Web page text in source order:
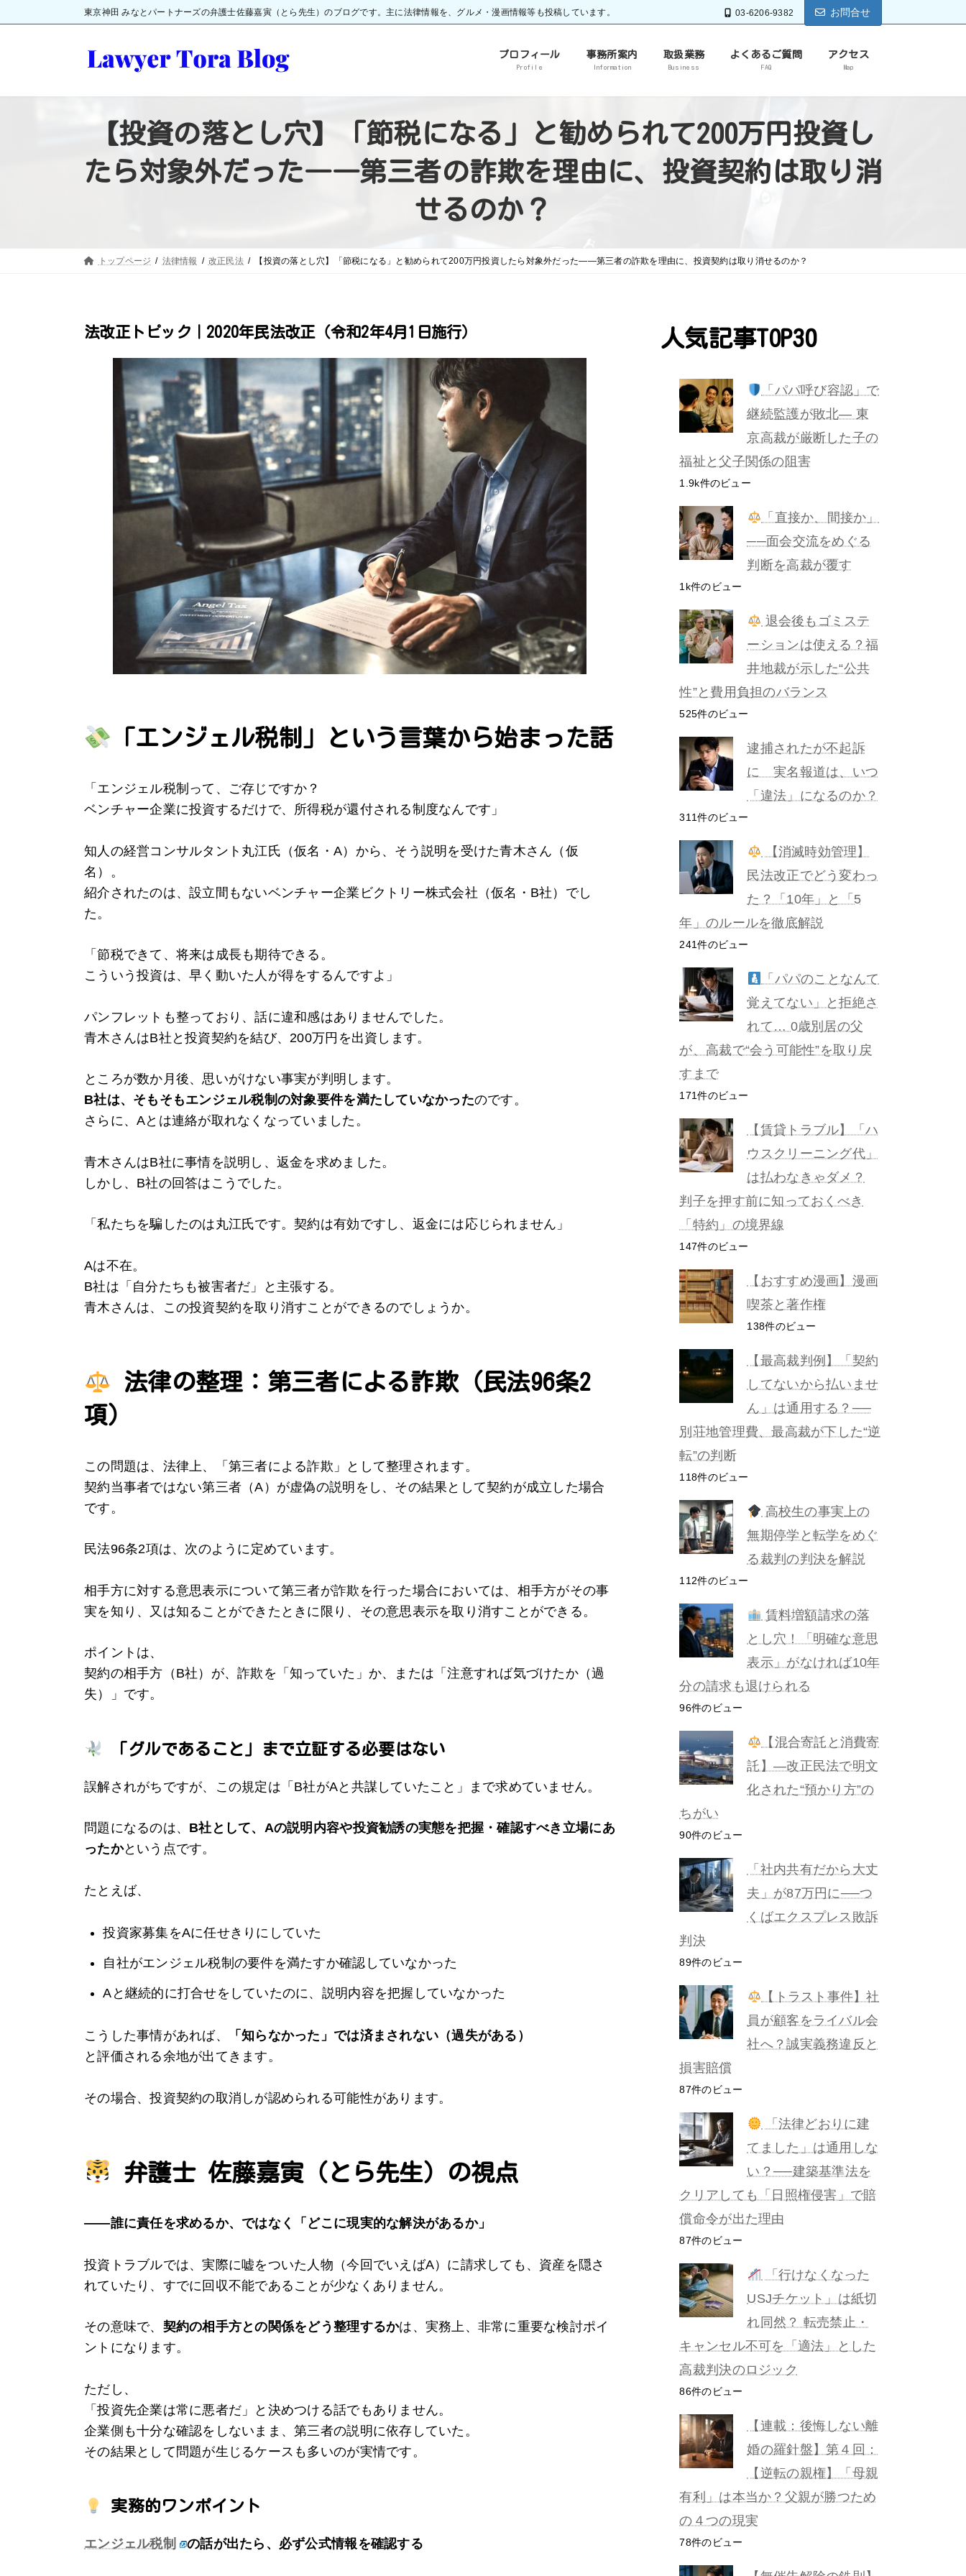
東京神田 みなとパートナーズの弁護士佐藤嘉寅（とら先生）のブログです。主に法律情報を、グルメ・漫画情報等も投稿しています。 03-6206-9382 お問合せ
プロフィール
Profile
事務所案内
Information
取扱業務
Business
よくあるご質問
FAQ
アクセス
Map
【投資の落とし穴】「節税になる」と勧められて200万円投資し
たら対象外だった――第三者の詐欺を理由に、投資契約は取り消
せるのか？
トップページ 法律情報 改正民法 【投資の落とし穴】「節税になる」と勧められて200万円投資したら対象外だった――第三者の詐欺を理由に、投資契約は取り消せるのか？
法改正トピック｜2020年民法改正（令和2年4月1日施行）
「エンジェル税制」という言葉から始まった話
「エンジェル税制って、ご存じですか？
ベンチャー企業に投資するだけで、所得税が還付される制度なんです」
知人の経営コンサルタント丸江氏（仮名・A）から、そう説明を受けた青木さん（仮
名）。
紹介されたのは、設立間もないベンチャー企業ビクトリー株式会社（仮名・B社）でし
た。
「節税できて、将来は成長も期待できる。
こういう投資は、早く動いた人が得をするんですよ」
パンフレットも整っており、話に違和感はありませんでした。
青木さんはB社と投資契約を結び、200万円を出資します。
ところが数か月後、思いがけない事実が判明します。
B社は、そもそもエンジェル税制の対象要件を満たしていなかったのです。
さらに、Aとは連絡が取れなくなっていました。
青木さんはB社に事情を説明し、返金を求めました。
しかし、B社の回答はこうでした。
「私たちを騙したのは丸江氏です。契約は有効ですし、返金には応じられません」
Aは不在。
B社は「自分たちも被害者だ」と主張する。
青木さんは、この投資契約を取り消すことができるのでしょうか。
法律の整理：第三者による詐欺（民法96条2
項）
この問題は、法律上、「第三者による詐欺」として整理されます。
契約当事者ではない第三者（A）が虚偽の説明をし、その結果として契約が成立した場合
です。
民法96条2項は、次のように定めています。
相手方に対する意思表示について第三者が詐欺を行った場合においては、相手方がその事
実を知り、又は知ることができたときに限り、その意思表示を取り消すことができる。
ポイントは、
契約の相手方（B社）が、詐欺を「知っていた」か、または「注意すれば気づけたか（過
失）」です。
「グルであること」まで立証する必要はない
誤解されがちですが、この規定は「B社がAと共謀していたこと」まで求めていません。
問題になるのは、 B社として、Aの説明内容や投資勧誘の実態を把握・確認すべき立場にあ
ったかという点です。
たとえば、
投資家募集をAに任せきりにしていた
自社がエンジェル税制の要件を満たすか確認していなかった
Aと継続的に打合せをしていたのに、説明内容を把握していなかった
こうした事情があれば、
「知らなかった」では済まされない（過失がある）
と評価される余地が出てきます。
その場合、投資契約の取消しが認められる可能性があります。
弁護士 佐藤嘉寅（とら先生）の視点
――誰に責任を求めるか、ではなく「どこに現実的な解決があるか」
投資トラブルでは、実際に嘘をついた人物（今回でいえばA）に請求しても、資産を隠さ
れていたり、すでに回収不能であることが少なくありません。
その意味で、 契約の相手方との関係をどう整理するかは、実務上、非常に重要な検討ポイ
ントになります。
ただし、
「投資先企業は常に悪者だ」と決めつける話でもありません。
企業側も十分な確認をしないまま、第三者の説明に依存していた。
その結果として問題が生じるケースも多いのが実情です。
実務的ワンポイント
エンジェル税制 の話が出たら、必ず公式情報を確認する
人気記事TOP30
「パパ呼び容認」で
継続監護が敗北— 東
京高裁が厳断した子の
福祉と父子関係の阻害
1.9k件のビュー
「直接か、間接か」
──面会交流をめぐる
判断を高裁が覆す
1k件のビュー
退会後もゴミステ
ーションは使える？福
井地裁が示した“公共
性”と費用負担のバランス
525件のビュー
逮捕されたが不起訴
に 実名報道は、いつ
「違法」になるのか？
311件のビュー
【消滅時効管理】
民法改正でどう変わっ
た？「10年」と「5
年」のルールを徹底解説
241件のビュー
「パパのことなんて
覚えてない」と拒絶さ
れて… 0歳別居の父
が、高裁で“会う可能性”を取り戻
すまで
171件のビュー
【賃貸トラブル】「ハ
ウスクリーニング代」
は払わなきゃダメ？
判子を押す前に知っておくべき
「特約」の境界線
147件のビュー
【おすすめ漫画】漫画
喫茶と著作権
138件のビュー
【最高裁判例】「契約
してないから払いませ
ん」は通用する？──
別荘地管理費、最高裁が下した“逆
転”の判断
118件のビュー
高校生の事実上の
無期停学と転学をめぐ
る裁判の判決を解説
112件のビュー
賃料増額請求の落
とし穴！「明確な意思
表示」がなければ10年
分の請求も退けられる
96件のビュー
【混合寄託と消費寄
託】―改正民法で明文
化された“預かり方”の
ちがい
90件のビュー
「社内共有だから大丈
夫」が87万円に──つ
くばエクスプレス敗訴
判決
89件のビュー
【トラスト事件】社
員が顧客をライバル会
社へ？誠実義務違反と
損害賠償
87件のビュー
「法律どおりに建
てました」は通用しな
い？──建築基準法を
クリアしても「日照権侵害」で賠
償命令が出た理由
87件のビュー
「行けなくなった
USJチケット」は紙切
れ同然？ 転売禁止・
キャンセル不可を「適法」とした
高裁判決のロジック
86件のビュー
【連載：後悔しない離
婚の羅針盤】第４回：
【逆転の親権】「母親
有利」は本当か？父親が勝つため
の４つの現実
78件のビュー